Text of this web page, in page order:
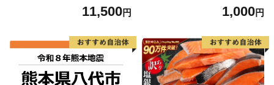
4313] 魚 魚介類 鮭 お刺し身
介
11,500円 1,000円